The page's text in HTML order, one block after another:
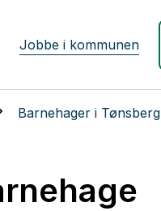
Jobbe i kommunen
Barnehager i Tønsberg